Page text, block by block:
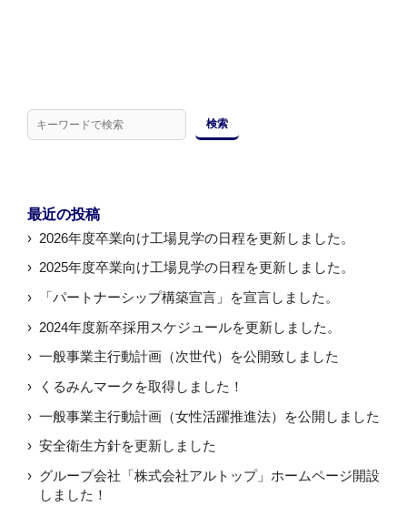
検索
最近の投稿
2026年度卒業向け工場見学の日程を更新しました。
2025年度卒業向け工場見学の日程を更新しました。
「パートナーシップ構築宣言」を宣言しました。
2024年度新卒採用スケジュールを更新しました。
一般事業主行動計画（次世代）を公開致しました
くるみんマークを取得しました！
一般事業主行動計画（女性活躍推進法）を公開しました
安全衛生方針を更新しました
グループ会社「株式会社アルトップ」ホームページ開設
しました！